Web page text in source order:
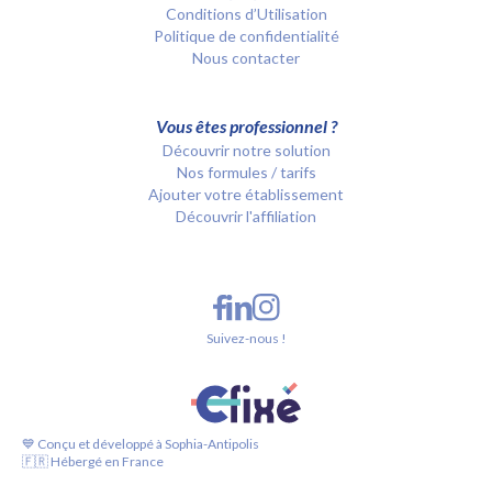
Conditions d’Utilisation
Politique de confidentialité
Nous contacter
Vous êtes professionnel ?
Découvrir notre solution
Nos formules / tarifs
Ajouter votre établissement
Découvrir l'affiliation
💙 Conçu et développé à Sophia-Antipolis
🇫🇷 Hébergé en France
Suivez-nous !